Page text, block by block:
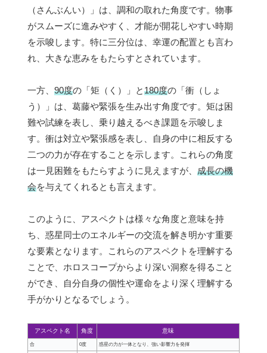
（さんぶんい）」は、調和の取れた角度です。物事
がスムーズに進みやすく、才能が開花しやすい時期
を示唆します。特に三分位は、幸運の配置とも言わ
れ、大きな恵みをもたらすとされています。
一方、 90度の「矩（く）」と180度の「衝（しょ
う）」は、葛藤や緊張を生み出す角度です。矩は困
難や試練を表し、乗り越えるべき課題を示唆しま
す。衝は対立や緊張感を表し、自身の中に相反する
二つの力が存在することを示します。これらの角度
は一見困難をもたらすように見えますが、 成長の機
会を与えてくれるとも言えます。
このように、アスペクトは様々な角度と意味を持
ち、惑星同士のエネルギーの交流を解き明かす重要
な要素となります。これらのアスペクトを理解する
ことで、ホロスコープからより深い洞察を得ること
ができ、自分自身の個性や運命をより深く理解する
手がかりとなるでしょう。
アスペクト名 角度 意味
合 0度 惑星の力が一体となり、強い影響力を発揮